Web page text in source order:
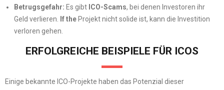
Betrugsgefahr: Es gibt ICO-Scams, bei denen Investoren ihr
Geld verlieren.
If theProjekt nicht solide ist, kann die Investition
verloren gehen.
ERFOLGREICHE BEISPIELE FÜR ICOS
Einige bekannte ICO-Projekte haben das Potenzial dieser